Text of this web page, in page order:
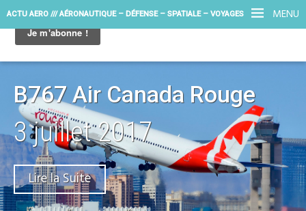
MENU
ACTU AERO /// AÉRONAUTIQUE – DÉFENSE – SPATIALE – VOYAGES
B767 Air Canada Rouge
3 juillet 2017
Lire la Suite